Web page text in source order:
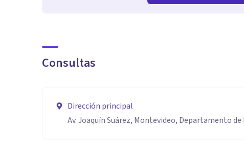
Consultas
Dirección principal
Av. Joaquín Suárez, Montevideo, Departamento